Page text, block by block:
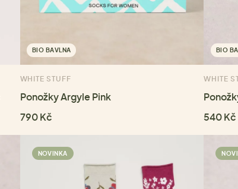
BIO BAVLNA
WHITE STUFF
Ponožky Argyle Pink
790 Kč
BIO
WHITE
540 Kč
NOVINKA